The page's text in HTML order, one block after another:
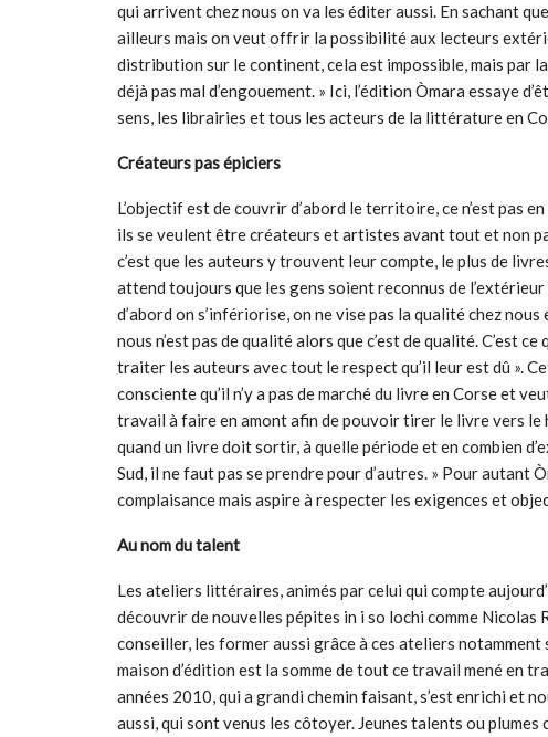
qui arrivent chez nous on va les éditer aussi. En sachant
ailleurs mais on veut offrir la possibilité aux lecteurs
distribution sur le continent, cela est impossible, mais par
déjà pas mal d’engouement. » Ici, l’édition Òmara essaye
sens, les librairies et tous les acteurs de la littérature en
Créateurs pas épiciers
L’objectif est de couvrir d’abord le territoire, ce n’est pas
ils se veulent être créateurs et artistes avant tout et non
c’est que les auteurs y trouvent leur compte, le plus de
attend toujours que les gens soient reconnus de
d’abord on s’infériorise, on ne vise pas la qualité chez
nous n’est pas de qualité alors que c’est de qualité. C’est
traiter les auteurs avec tout le respect qu’il leur est dû ».
consciente qu’il n’y a pas de marché du livre en Corse et
travail à faire en amont afin de pouvoir tirer le livre vers le
quand un livre doit sortir, à quelle période et en combien
Sud, il ne faut pas se prendre pour d’autres. » Pour autant
complaisance mais aspire à respecter les exigences et
Au nom du talent
Les ateliers littéraires, animés par celui qui compte
découvrir de nouvelles pépites in i so lochi comme Nicolas
conseiller, les former aussi grâce à ces ateliers
maison d’édition est la somme de tout ce travail mené en
années 2010, qui a grandi chemin faisant, s’est enrichi et
aussi, qui sont venus les côtoyer. Jeunes talents ou